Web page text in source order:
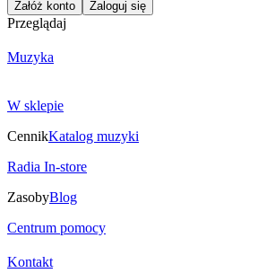
Załóż konto Zaloguj się
Przeglądaj
Muzyka
W sklepie
CennikKatalog muzyki
Radia In-store
ZasobyBlog
Centrum pomocy
Kontakt